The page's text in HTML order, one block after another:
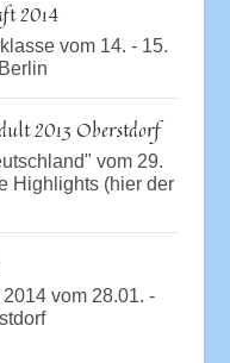
2014
vom 14. - 15.
2013 Oberstdorf
vom 29.
Highlights (hier der
vom 28.01. -